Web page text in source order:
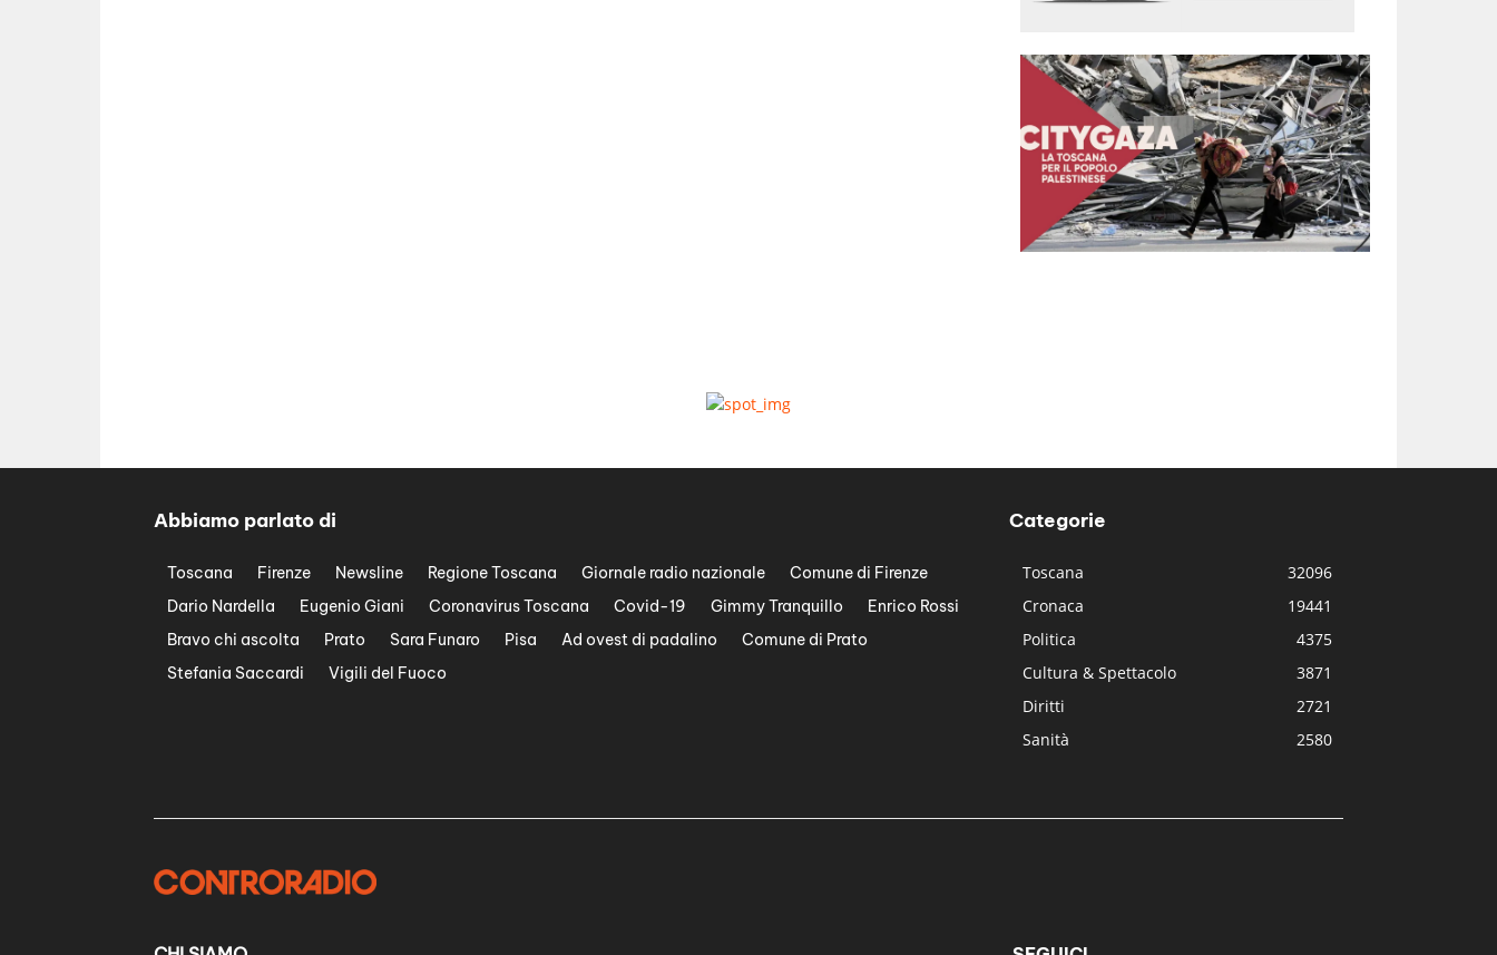
Abbiamo parlato di
Toscana Firenze Newsline Regione Toscana Giornale radio nazionale
Comune di Firenze
Dario Nardella
Eugenio Giani Coronavirus Toscana Covid-19 Gimmy Tranquillo
Enrico Rossi
Bravo chi ascolta
Prato Sara Funaro Pisa Ad ovest di padalino
Comune di Prato
Stefania Saccardi
Vigili del Fuoco
Categorie
Toscana
32096
Cronaca
19441
Politica
4375
Cultura & Spettacolo
3871
Diritti
2721
Sanità
2580